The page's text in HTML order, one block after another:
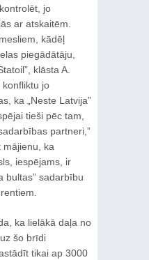
jo
ar atskaitēm.
kādēļ
piegādātāju,
klāsta A.
konfliktu jo
ka „Neste Latvija”
tieši pēc tam,
partneri,”
mājienu, ka
iespējams, ir
bultas” sadarbību
ka lielākā daļa no
šo brīdi
tikai ap 3000